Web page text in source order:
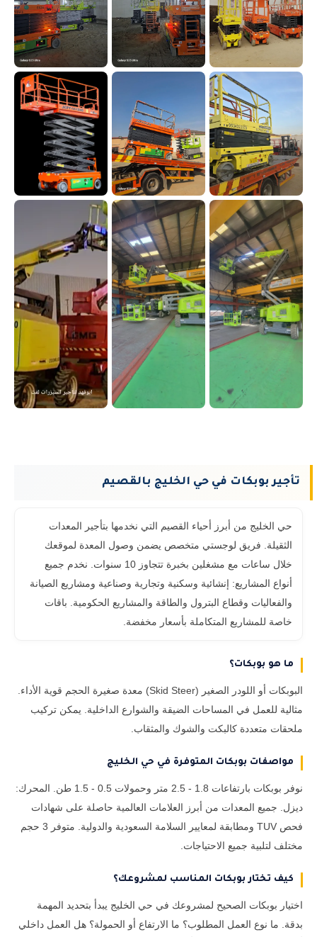
تأجير بوبكات في حي الخليج بالقصيم
حي الخليج من أبرز أحياء القصيم التي نخدمها بتأجير المعدات
الثقيلة. فريق لوجستي متخصص يضمن وصول المعدة لموقعك
خلال ساعات مع مشغلين بخبرة تتجاوز 10 سنوات. نخدم جميع
أنواع المشاريع: إنشائية وسكنية وتجارية وصناعية ومشاريع الصيانة
والفعاليات وقطاع البترول والطاقة والمشاريع الحكومية. باقات
خاصة للمشاريع المتكاملة بأسعار مخفضة.
ما هو بوبكات؟
البوبكات أو اللودر الصغير (Skid Steer) معدة صغيرة الحجم قوية الأداء.
مثالية للعمل في المساحات الضيقة والشوارع الداخلية. يمكن تركيب
ملحقات متعددة كالبكت والشوك والمثقاب.
مواصفات بوبكات المتوفرة في حي الخليج
نوفر بوبكات بارتفاعات 1.8 - 2.5 متر وحمولات 0.5 - 1.5 طن. المحرك:
ديزل. جميع المعدات من أبرز العلامات العالمية حاصلة على شهادات
فحص TUV ومطابقة لمعايير السلامة السعودية والدولية. متوفر 3 حجم
مختلف لتلبية جميع الاحتياجات.
كيف تختار بوبكات المناسب لمشروعك؟
اختيار بوبكات الصحيح لمشروعك في حي الخليج يبدأ بتحديد المهمة
بدقة. ما نوع العمل المطلوب؟ ما الارتفاع أو الحمولة؟ هل العمل داخلي